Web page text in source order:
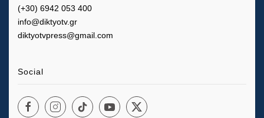
(+30) 6942 053 400
info@diktyotv.gr
diktyotvpress@gmail.com
Social